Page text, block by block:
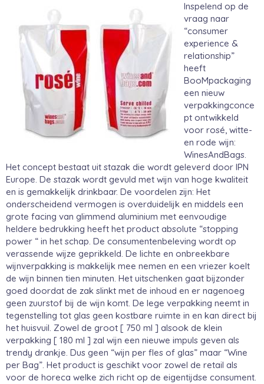
Inspelend op de
vraag naar
“consumer
experience &
relationship”
heeft
BooMpackaging
een nieuw
verpakkingconce
pt ontwikkeld
voor rosé, witte-
en rode wijn:
WinesAndBags.
Het concept bestaat uit stazak die wordt geleverd door IPN
Europe. De stazak wordt gevuld met wijn van hoge kwaliteit
en is gemakkelijk drinkbaar. De voordelen zijn: Het
onderscheidend vermogen is overduidelijk en middels een
grote facing van glimmend aluminium met eenvoudige
heldere bedrukking heeft het product absolute “stopping
power “ in het schap. De consumentenbeleving wordt op
verassende wijze geprikkeld. De lichte en onbreekbare
wijnverpakking is makkelijk mee nemen en een vriezer koelt
de wijn binnen tien minuten. Het uitschenken gaat bijzonder
goed doordat de zak slinkt met de inhoud en er nagenoeg
geen zuurstof bij de wijn komt. De lege verpakking neemt in
tegenstelling tot glas geen kostbare ruimte in en kan direct bij
het huisvuil. Zowel de groot [ 750 ml ] alsook de klein
verpakking [ 180 ml ] zal wijn een nieuwe impuls geven als
trendy drankje. Dus geen “wijn per fles of glas” maar “Wine
per Bag”. Het product is geschikt voor zowel de retail als
voor de horeca welke zich richt op de eigentijdse consument.